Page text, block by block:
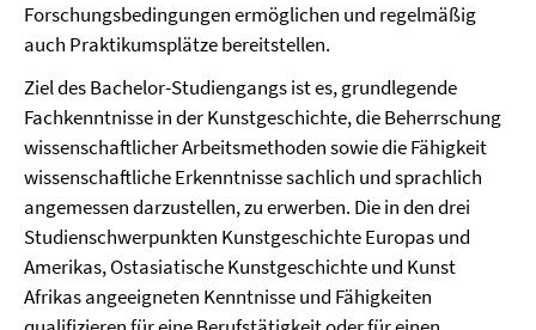
Forschungsbedingungen ermöglichen und regelmäßig
auch Praktikumsplätze bereitstellen.
Ziel des Bachelor-Studiengangs ist es, grundlegende
Fachkenntnisse in der Kunstgeschichte, die Beherrschung
wissenschaftlicher Arbeitsmethoden sowie die Fähigkeit
wissenschaftliche Erkenntnisse sachlich und sprachlich
angemessen darzustellen, zu erwerben. Die in den drei
Studienschwerpunkten Kunstgeschichte Europas und
Amerikas, Ostasiatische Kunstgeschichte und Kunst
Afrikas angeeigneten Kenntnisse und Fähigkeiten